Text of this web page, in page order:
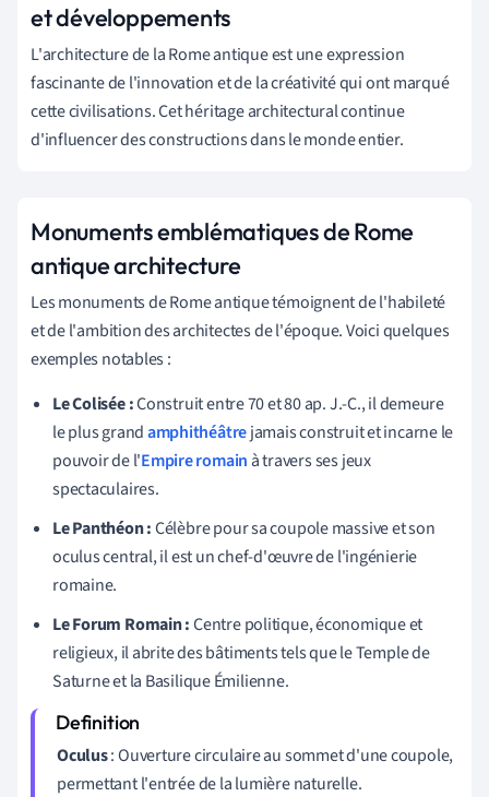
et développements
L'architecture de la Rome antique est une expression
fascinante de l'innovation et de la créativité qui ont marqué
cette civilisations. Cet héritage architectural continue
d'influencer des constructions dans le monde entier.
Monuments emblématiques de Rome
antique architecture
Les monuments de Rome antique témoignent de l'habileté
et de l'ambition des architectes de l'époque. Voici quelques
exemples notables :
Le Colisée :Construit entre 70 et 80 ap. J.-C., il demeure
le plus grandamphithéâtrejamais construit et incarne le
pouvoir de l'Empire romain à travers ses jeux
spectaculaires.
Le Panthéon :Célèbre pour sa coupole massive et son
oculus central, il est un chef-d'œuvre de l'ingénierie
romaine.
Le Forum Romain :Centre politique, économique et
religieux, il abrite des bâtiments tels que le Temple de
Saturne et la Basilique Émilienne.
Oculus: Ouverture circulaire au sommet d'une coupole,
permettant l'entrée de la lumière naturelle.